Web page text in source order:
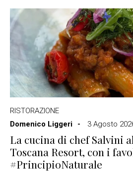
RISTORAZIONE
Domenico Liggeri
3 Agosto
La cucina di chef Salvini
Toscana Resort, con i
#PrincipioNaturale